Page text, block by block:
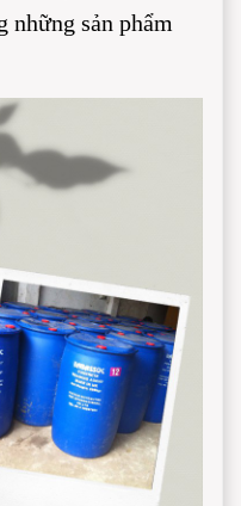
những sản phẩm